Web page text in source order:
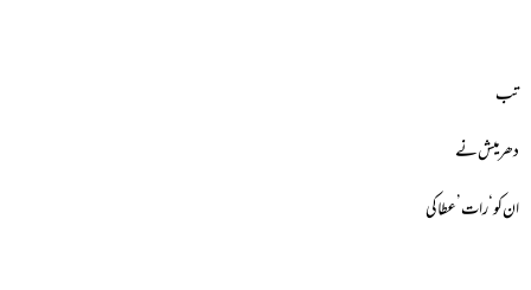
تب
دھرمیش نے
ان کو ‘رات’ عطا کی